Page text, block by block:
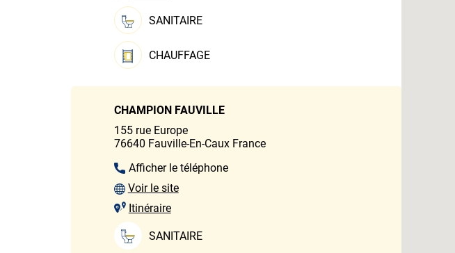
SANITAIRE
CHAUFFAGE
CHAMPION FAUVILLE
155 rue Europe
76640 Fauville-En-Caux France
Afficher le téléphone
Voir le site
Itinéraire
SANITAIRE